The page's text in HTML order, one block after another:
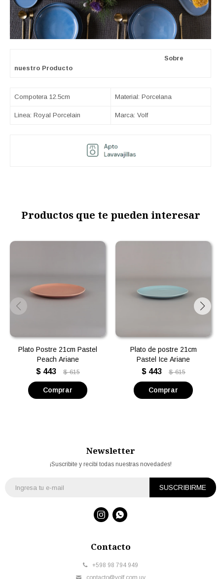
Sobre
nuestro Producto
Compotera 12.5cm Material: Porcelana
Linea: Royal Porcelain Marca: Volf
Productos que te pueden interesar
Plato Postre 21cm Pastel
Peach Ariane
$ 443 $ 615
Plato de postre 21cm
Pastel Ice Ariane
$ 443 $ 615
Contacto
+598 98 794 949
contacto@volf.com.uy
Newsletter
¡Suscribite y recibí todas nuestras novedades!
SUSCRIBIRME
 